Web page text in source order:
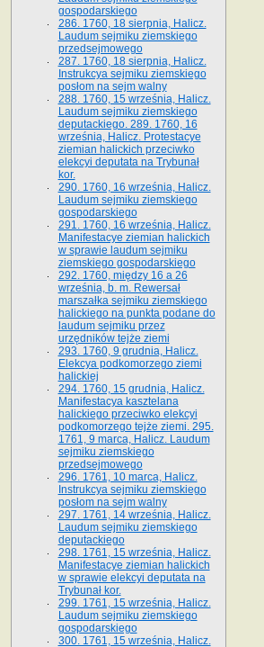
gospodarskiego
286. 1760, 18 sierpnia, Halicz.
Laudum sejmiku ziemskiego
przedsejmowego
287. 1760, 18 sierpnia, Halicz.
Instrukcya sejmiku ziemskiego
posłom na sejm walny
288. 1760, 15 września, Halicz.
Laudum sejmiku ziemskiego
deputackiego. 289. 1760, 16
września, Halicz. Protestacye
ziemian halickich przeciwko
elekcyi deputata na Trybunał
kor.
290. 1760, 16 września, Halicz.
Laudum sejmiku ziemskiego
gospodarskiego
291. 1760, 16 września, Halicz.
Manifestacye ziemian halickich
w sprawie laudum sejmiku
ziemskiego gospodarskiego
292. 1760, między 16 a 26
września, b. m. Rewersał
marszałka sejmiku ziemskiego
halickiego na punkta podane do
laudum sejmiku przez
urzędników tejże ziemi
293. 1760, 9 grudnia, Halicz.
Elekcya podkomorzego ziemi
halickiej
294. 1760, 15 grudnia, Halicz.
Manifestacya kasztelana
halickiego przeciwko elekcyi
podkomorzego tejże ziemi. 295.
1761, 9 marca, Halicz. Laudum
sejmiku ziemskiego
przedsejmowego
296. 1761, 10 marca, Halicz.
Instrukcya sejmiku ziemskiego
posłom na sejm walny
297. 1761, 14 września, Halicz.
Laudum sejmiku ziemskiego
deputackiego
298. 1761, 15 września, Halicz.
Manifestacye ziemian halickich
w sprawie elekcyi deputata na
Trybunał kor.
299. 1761, 15 września, Halicz.
Laudum sejmiku ziemskiego
gospodarskiego
300. 1761, 15 września, Halicz.